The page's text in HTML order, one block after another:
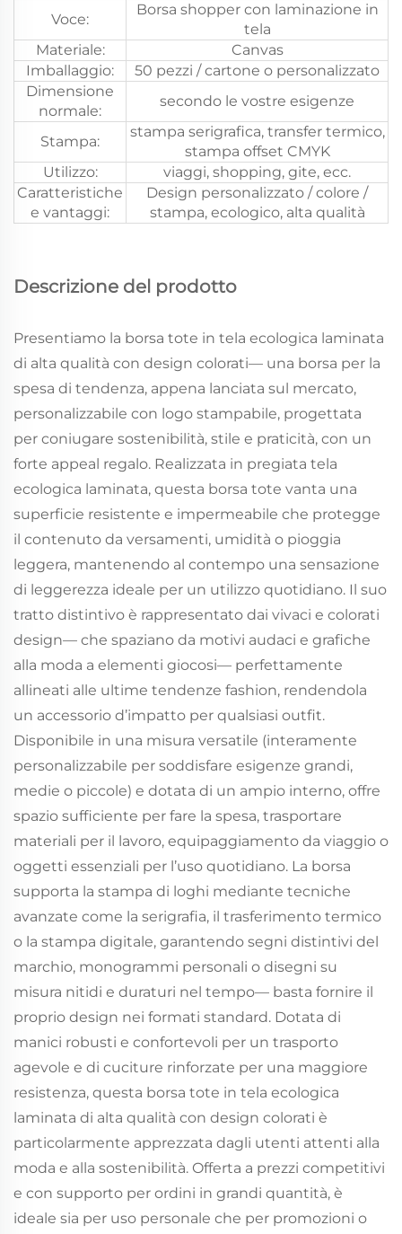
Voce:
Borsa shopper con laminazione in
tela
Materiale:
Canvas
Imballaggio:
50 pezzi / cartone o personalizzato
Dimensione
normale:
secondo le vostre esigenze
Stampa:
stampa serigrafica, transfer termico,
stampa offset CMYK
Utilizzo:
viaggi, shopping, gite, ecc.
Caratteristiche
e vantaggi:
Design personalizzato / colore /
stampa, ecologico, alta qualità
Descrizione del prodotto
Presentiamo la borsa tote in tela ecologica laminata
di alta qualità con design colorati— una borsa per la
spesa di tendenza, appena lanciata sul mercato,
personalizzabile con logo stampabile, progettata
per coniugare sostenibilità, stile e praticità, con un
forte appeal regalo. Realizzata in pregiata tela
ecologica laminata, questa borsa tote vanta una
superficie resistente e impermeabile che protegge
il contenuto da versamenti, umidità o pioggia
leggera, mantenendo al contempo una sensazione
di leggerezza ideale per un utilizzo quotidiano. Il suo
tratto distintivo è rappresentato dai vivaci e colorati
design— che spaziano da motivi audaci e grafiche
alla moda a elementi giocosi— perfettamente
allineati alle ultime tendenze fashion, rendendola
un accessorio d’impatto per qualsiasi outfit.
Disponibile in una misura versatile (interamente
personalizzabile per soddisfare esigenze grandi,
medie o piccole) e dotata di un ampio interno, offre
spazio sufficiente per fare la spesa, trasportare
materiali per il lavoro, equipaggiamento da viaggio o
oggetti essenziali per l’uso quotidiano. La borsa
supporta la stampa di loghi mediante tecniche
avanzate come la serigrafia, il trasferimento termico
o la stampa digitale, garantendo segni distintivi del
marchio, monogrammi personali o disegni su
misura nitidi e duraturi nel tempo— basta fornire il
proprio design nei formati standard. Dotata di
manici robusti e confortevoli per un trasporto
agevole e di cuciture rinforzate per una maggiore
resistenza, questa borsa tote in tela ecologica
laminata di alta qualità con design colorati è
particolarmente apprezzata dagli utenti attenti alla
moda e alla sostenibilità. Offerta a prezzi competitivi
e con supporto per ordini in grandi quantità, è
ideale sia per uso personale che per promozioni o